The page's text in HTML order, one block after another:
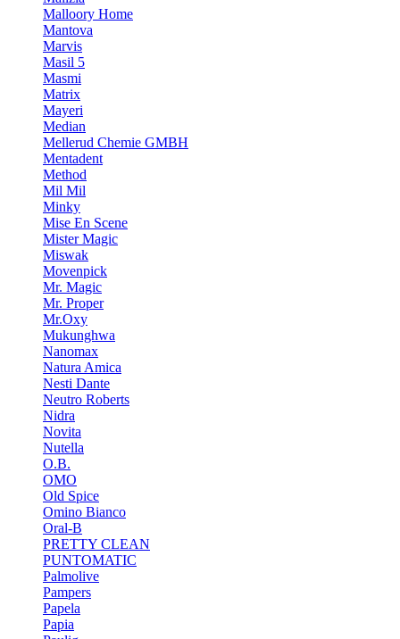
Malloory Home
Mantova
Marvis
Masil 5
Masmi
Matrix
Mayeri
Median
Mellerud Chemie GMBH
Mentadent
Method
Mil Mil
Minky
Mise En Scene
Mister Magic
Miswak
Movenpick
Mr. Magic
Mr. Proper
Mr.Oxy
Mukunghwa
Nanomax
Natura Amica
Nesti Dante
Neutro Roberts
Nidra
Novita
Nutella
O.B.
OMO
Old Spice
Omino Bianco
Oral-B
PRETTY CLEAN
PUNTOMATIC
Palmolive
Pampers
Papela
Papia